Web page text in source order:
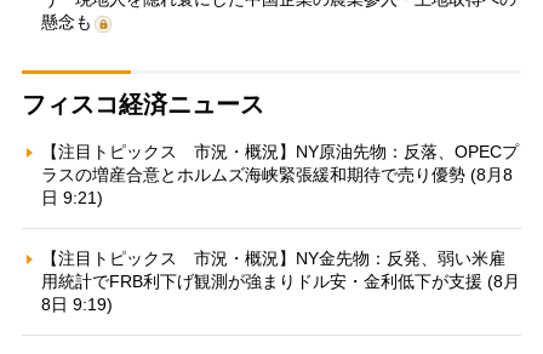
懸念も
フィスコ経済ニュース
【注目トピックス 市況・概況】NY原油先物：反落、OPECプ
ラスの増産合意とホルムズ海峡緊張緩和期待で売り優勢 (8月8
日 9:21)
【注目トピックス 市況・概況】NY金先物：反発、弱い米雇
用統計でFRB利下げ観測が強まりドル安・金利低下が支援 (8月
8日 9:19)